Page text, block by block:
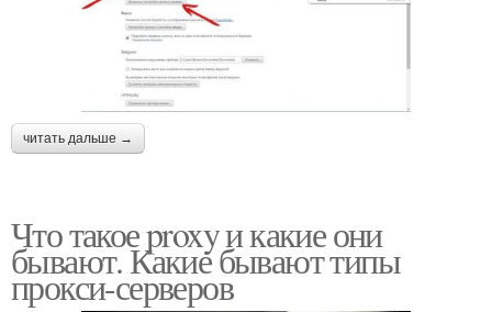
читать дальше →
Что такое proxy и какие они
бывают. Какие бывают типы
прокси-серверов